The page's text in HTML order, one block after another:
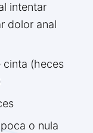
intentar
dolor anal
cinta (heces
o nula